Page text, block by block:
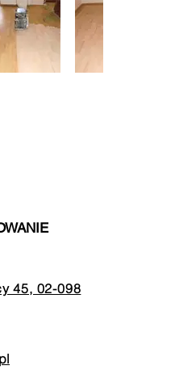
45, 02-098